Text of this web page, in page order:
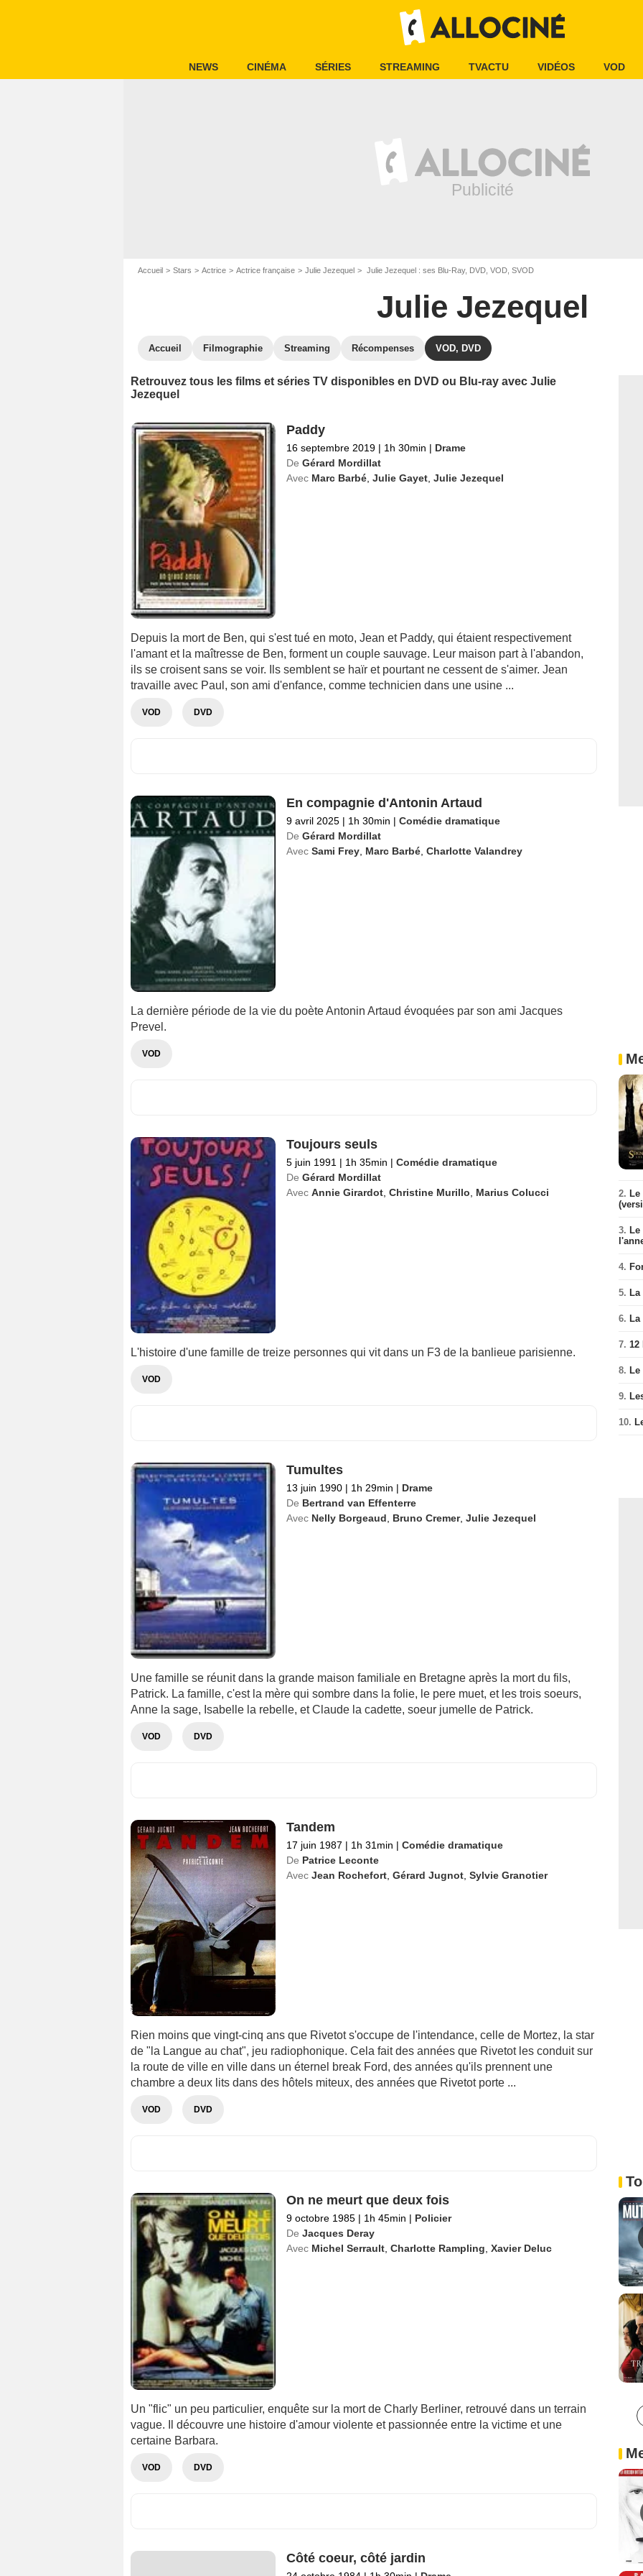
NEWS CINÉMA SÉRIES STREAMING TVACTU VIDÉOS VOD
Accueil Stars Actrice Actrice française Julie Jezequel Julie Jezequel : ses Blu-Ray, DVD, VOD, SVOD
Julie Jezequel
Accueil Filmographie Streaming Récompenses VOD, DVD
Retrouvez tous les films et séries TV disponibles en DVD ou Blu-ray avec Julie
Jezequel
Paddy
16 septembre 2019 | 1h 30min | Drame
De Gérard Mordillat
Avec Marc Barbé, Julie Gayet, Julie Jezequel
Depuis la mort de Ben, qui s'est tué en moto, Jean et Paddy, qui étaient respectivement
l'amant et la maîtresse de Ben, forment un couple sauvage. Leur maison part à l'abandon,
ils se croisent sans se voir. Ils semblent se haïr et pourtant ne cessent de s'aimer. Jean
travaille avec Paul, son ami d'enfance, comme technicien dans une usine ...
VOD DVD
En compagnie d'Antonin Artaud
9 avril 2025 | 1h 30min | Comédie dramatique
De Gérard Mordillat
Avec Sami Frey, Marc Barbé, Charlotte Valandrey
La dernière période de la vie du poète Antonin Artaud évoquées par son ami Jacques
Prevel.
VOD
Toujours seuls
5 juin 1991 | 1h 35min | Comédie dramatique
De Gérard Mordillat
Avec Annie Girardot, Christine Murillo Marius Colucci
L'histoire d'une famille de treize personnes qui vit dans un F3 de la banlieue parisienne.
VOD
Tumultes
13 juin 1990 | 1h 29min | Drame
De Bertrand van Effenterre
Avec Nelly Borgeaud, Bruno Cremer, Julie Jezequel
Une famille se réunit dans la grande maison familiale en Bretagne après la mort du fils,
Patrick. La famille, c'est la mère qui sombre dans la folie, le pere muet, et les trois soeurs,
Anne la sage, Isabelle la rebelle, et Claude la cadette, soeur jumelle de Patrick.
VOD DVD
Tandem
17 juin 1987 | 1h 31min | Comédie dramatique
De Patrice Leconte
Avec Jean Rochefort, Gérard Jugnot, Sylvie Granotier
Rien moins que vingt-cinq ans que Rivetot s'occupe de l'intendance, celle de Mortez, la star
de "la Langue au chat", jeu radiophonique. Cela fait des années que Rivetot les conduit sur
la route de ville en ville dans un éternel break Ford, des années qu'ils prennent une
chambre a deux lits dans des hôtels miteux, des années que Rivetot porte ...
VOD DVD
On ne meurt que deux fois
9 octobre 1985 | 1h 45min | Policier
De Jacques Deray
Avec Michel Serrault, Charlotte Rampling, Xavier Deluc
Un "flic" un peu particulier, enquête sur la mort de Charly Berliner, retrouvé dans un terrain
vague. Il découvre une histoire d'amour violente et passionnée entre la victime et une
certaine Barbara.
VOD DVD
Côté coeur, côté jardin
2.
3.
4.
5.
6.
7. 12
8.
9.
10.